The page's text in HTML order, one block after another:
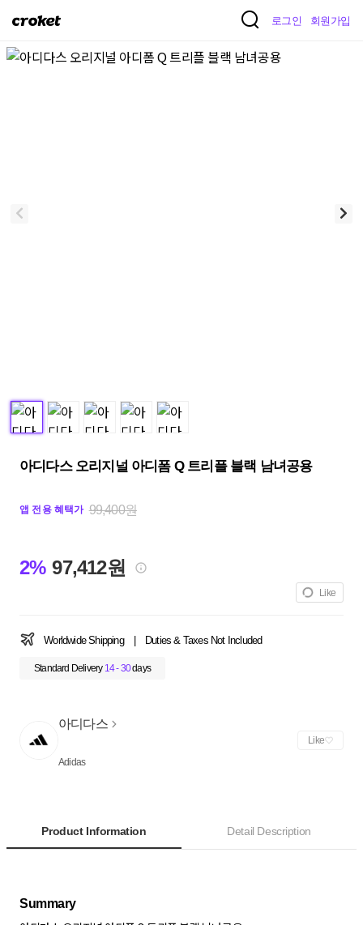
크
켓
로그인 회원가입
아디다스 오리지널 아디폼 Q 트리플 블랙 남녀공용
앱 전용 혜택가 99,400원
2% 97,412원
Like
Worldwide Shipping Duties & Taxes Not Included
Standard Delivery 14 - 30days
아디다스
Adidas
Like
Product Information Detail Description
Summary